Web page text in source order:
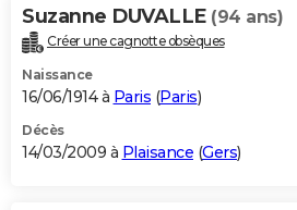
Suzanne DUVALLE (94 ans)
Créer une cagnotte obsèques
Naissance
16/06/1914 à Paris (Paris)
Décès
14/03/2009 à Plaisance (Gers)